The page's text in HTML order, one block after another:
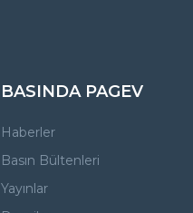
BASINDA PAGEV
Haberler
Basın Bültenleri
Yayınlar